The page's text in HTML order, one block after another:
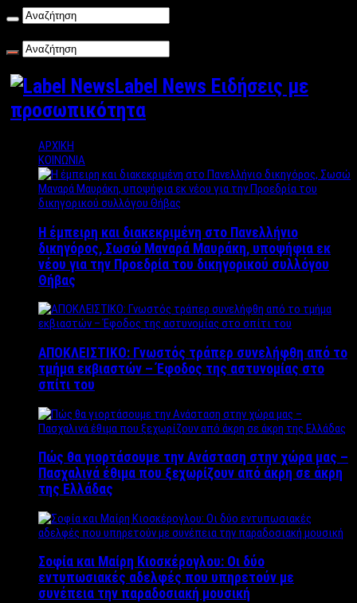
Label News Ειδήσεις με
προσωπικότητα
ΑΡΧΙΚΗ
ΚΟΙΝΩΝΙΑ
Η έμπειρη και διακεκριμένη στο Πανελλήνιο
δικηγόρος, Σωσώ Μαναρά Μαυράκη, υποψήφια εκ
νέου για την Προεδρία του δικηγορικού συλλόγου
Θήβας
ΑΠΟΚΛΕΙΣΤΙΚΟ: Γνωστός τράπερ συνελήφθη από το
τμήμα εκβιαστών – Έφοδος της αστυνομίας στο
σπίτι του
Πώς θα γιορτάσουμε την Ανάσταση στην χώρα μας –
Πασχαλινά έθιμα που ξεχωρίζουν από άκρη σε άκρη
της Ελλάδας
Σοφία και Μαίρη Κιοσκέρογλου: Οι δύο
εντυπωσιακές αδελφές που υπηρετούν με
συνέπεια την παραδοσιακή μουσική